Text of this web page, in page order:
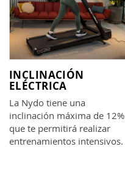
INCLINACIÓN
ELÉCTRICA
La Nydo tiene una
inclinación máxima de 12%
que te permitirá realizar
entrenamientos intensivos.